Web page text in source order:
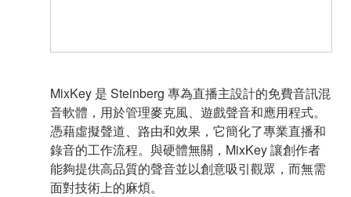
MixKey 是 Steinberg 專為直播主設計的免費音訊混
音軟體，用於管理麥克風、遊戲聲音和應用程式。
憑藉虛擬聲道、路由和效果，它簡化了專業直播和
錄音的工作流程。與硬體無關，MixKey 讓創作者
能夠提供高品質的聲音並以創意吸引觀眾，而無需
面對技術上的麻煩。